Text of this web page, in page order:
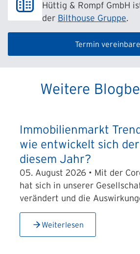
Hüttig & Rompf GmbH
der Bilthouse Gruppe.
Termin
Weitere
Immobilienmarkt
wie entwickelt sich
diesem Jahr?
05. August 2026 • Mit der
hat sich in unserer
verändert und die
Weiterlesen